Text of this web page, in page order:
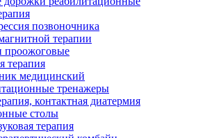
позвоночника
терапии
проожоговые
терапия
медицинский
тренажеры
контактная диатермия
столы
терапия